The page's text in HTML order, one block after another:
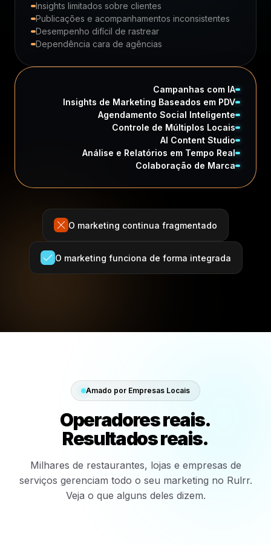
Insights limitados sobre clientes
Publicações e acompanhamentos inconsistentes
Desempenho difícil de rastrear
Dependência cara de agências
Campanhas com IA
Insights de Marketing Baseados em PDV
Agendamento Social Inteligente
Controle de Múltiplos Locais
AI Content Studio
Análise e Relatórios em Tempo Real
Colaboração de Marca
O marketing continua fragmentado
O marketing funciona de forma integrada
Amado por Empresas Locais
Operadores reais.
Resultados reais.
Milhares de restaurantes, lojas e empresas de
serviços gerenciam todo o seu marketing no Rulrr.
Veja o que alguns deles dizem.